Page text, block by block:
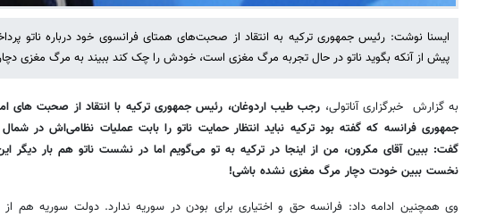
ایسنا نوشت: رئیس جمهوری ترکیه به انتقاد از صحبت‌های همتای فرانسوی خود درباره ناتو
پیش از آنکه بگوید ناتو در حال تجربه مرگ مغزی است، خودش را چک کند ببیند به مرگ مغزی
به گزارش خبرگزاری آناتولی، رجب طیب اردوغان، رئیس جمهوری ترکیه با انتقاد از صحبت های
جمهوری فرانسه که گفته بود ترکیه نباید انتظار حمایت ناتو را بابت عملیات نظامی‌اش در
گفت: ببین آقای مکرون، من از اینجا در ترکیه به تو می‌گویم اما در نشست ناتو هم بار دیگر
نخست ببین خودت دچار مرگ مغزی نشده باشی!
وی همچنین ادامه داد: فرانسه حق و اختیاری برای بودن در سوریه ندارد. دولت سوریه هم از